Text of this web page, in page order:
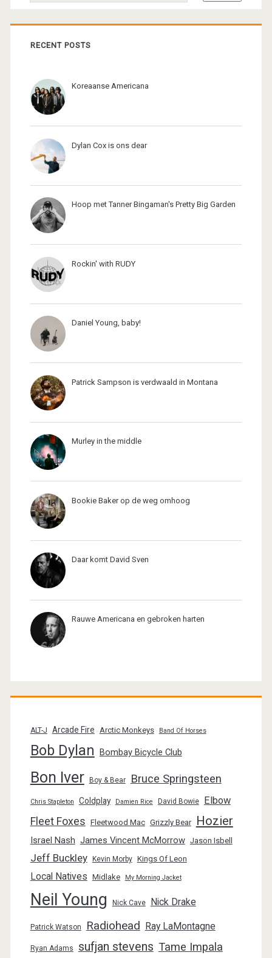
RECENT POSTS
Koreaanse Americana
Dylan Cox is ons dear
Hoop met Tanner Bingaman's Pretty Big Garden
Rockin' with RUDY
Daniel Young, baby!
Patrick Sampson is verdwaald in Montana
Murley in the middle
Bookie Baker op de weg omhoog
Daar komt David Sven
Rauwe Americana en gebroken harten
ALT-J Arcade Fire Arctic Monkeys Band Of Horses
Bob Dylan Bombay Bicycle Club
Bon Iver Boy & Bear Bruce Springsteen
Chris Stapleton Coldplay Damien Rice David Bowie Elbow
Fleet Foxes Fleetwood Mac Grizzly Bear Hozier
Israel Nash James Vincent McMorrow Jason Isbell
Jeff Buckley Kevin Morby Kings Of Leon
Local Natives Midlake My Morning Jacket
Neil Young Nick Cave Nick Drake
Patrick Watson Radiohead Ray LaMontagne
Ryan Adams sufjan stevens Tame Impala